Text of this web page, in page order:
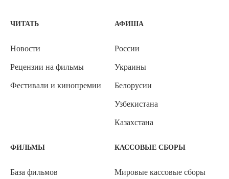
ЧИТАТЬ
Новости
Рецензии на фильмы
Фестивали и кинопремии
АФИША
России
Украины
Белорусии
Узбекистана
Казахстана
ФИЛЬМЫ
База фильмов
КАССОВЫЕ СБОРЫ
Мировые кассовые сборы